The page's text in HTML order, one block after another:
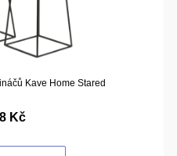
Kave Home Stared
Kč